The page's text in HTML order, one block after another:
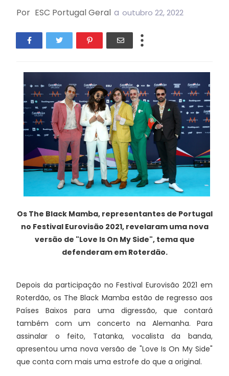
Por ESC Portugal Geral a outubro 22, 2022
Os The Black Mamba, representantes de Portugal
no Festival Eurovisão 2021, revelaram uma nova
versão de "Love Is On My Side", tema que
defenderam em Roterdão.
Depois da participação no Festival Eurovisão 2021 em
Roterdão, os The Black Mamba estão de regresso aos
Países Baixos para uma digressão, que contará
também com um concerto na Alemanha. Para
assinalar o feito, Tatanka, vocalista da banda,
apresentou uma nova versão de "Love Is On My Side"
que conta com mais uma estrofe do que a original.